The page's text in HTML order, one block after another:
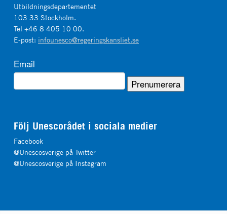
Utbildningsdepartementet
103 33 Stockholm.
Tel +46 8 405 10 00.
E-post: infounesco@regeringskansliet.se
Email
Följ Unescorådet i sociala medier
Facebook
@Unescosverige på Twitter
@Unescosverige på Instagram